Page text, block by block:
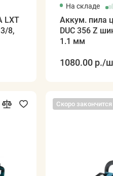
LXT
8,
На складе
Аккум. пила
DUC 356 Z
1.1 мм
1080.00 р./
Скоро закончится